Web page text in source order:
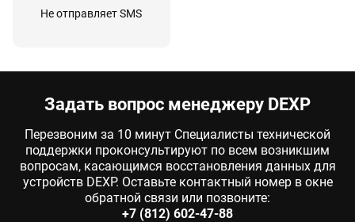
Ремонт цепи зарядки
Не отправляет SMS
Задать вопрос менеджеру DEXP
Перезвоним за 10 минут Специалисты технической
поддержки проконсультируют по всем возникшим
вопросам, касающимся восстановления данных для
устройств DEXP. Оставьте контактный номер в окне
обратной связи или позвоните:
+7 (812) 602-47-88